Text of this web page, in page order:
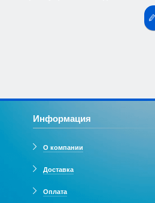
Информация
О компании
Доставка
Оплата